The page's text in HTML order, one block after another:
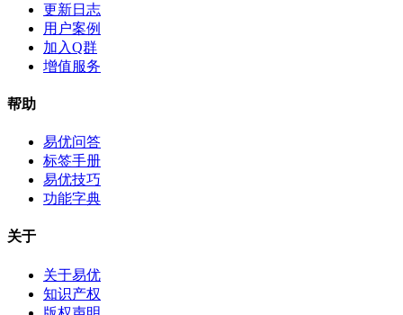
更新日志
用户案例
加入Q群
增值服务
帮助
易优问答
标签手册
易优技巧
功能字典
关于
关于易优
知识产权